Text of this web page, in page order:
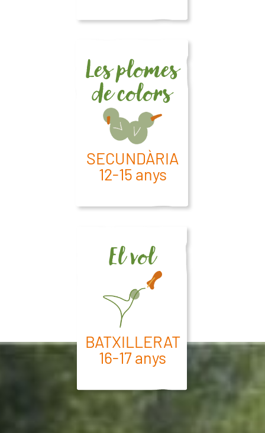
Les plomes
de colors
SECUNDÀRIA
12-15 anys
El vol
BATXILLERAT
16-17 anys